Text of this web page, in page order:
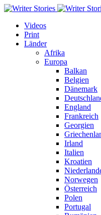
Videos
Print
Länder
Afrika
Europa
Balkan
Belgien
Dänemark
England
Frankreich
Georgien
Irland
Italien
Kroatien
Norwegen
Österreich
Polen
Portugal